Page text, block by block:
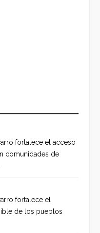
fortalece el acceso
comunidades de
fortalece el
de los pueblos